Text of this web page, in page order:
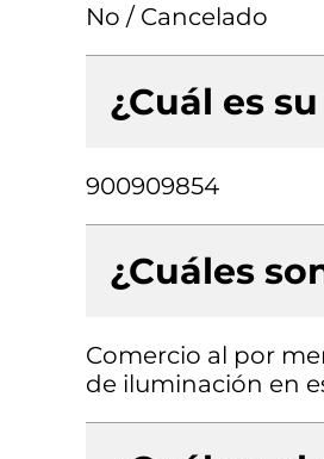
No / Cancelado
¿Cuál es
900909854
¿Cuáles
Comercio al por
de iluminación en